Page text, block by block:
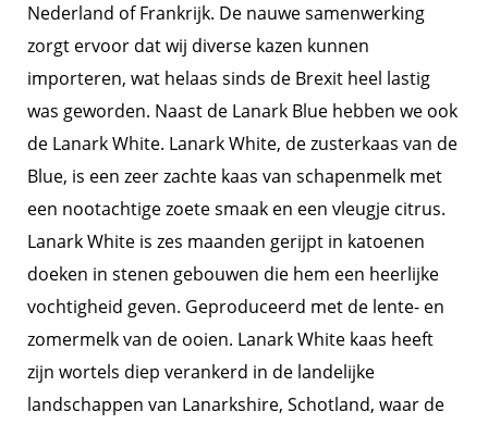
Nederland of Frankrijk. De nauwe samenwerking
zorgt ervoor dat wij diverse kazen kunnen
importeren, wat helaas sinds de Brexit heel lastig
was geworden. Naast de Lanark Blue hebben we ook
de Lanark White. Lanark White, de zusterkaas van de
Blue, is een zeer zachte kaas van schapenmelk met
een nootachtige zoete smaak en een vleugje citrus.
Lanark White is zes maanden gerijpt in katoenen
doeken in stenen gebouwen die hem een heerlijke
vochtigheid geven. Geproduceerd met de lente- en
zomermelk van de ooien. Lanark White kaas heeft
zijn wortels diep verankerd in de landelijke
landschappen van Lanarkshire, Schotland, waar de